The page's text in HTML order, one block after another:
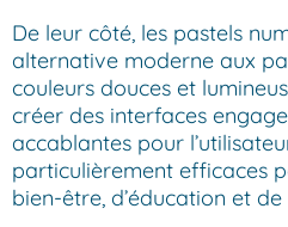
De leur côté, les pastels
alternative moderne aux
couleurs douces et
créer des interfaces
accablantes pour
particulièrement efficaces
bien-être, d’éducation et